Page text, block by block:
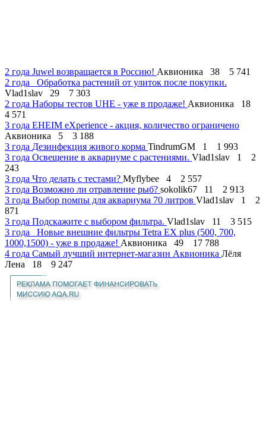
2 года Juwel возвращается в Россию! Аквионика 38
5 741
2 года
Обработка растений от улиток после покупки.
Vlad1slav
29
7 303
2 года Наборы тестов UHE - уже в продаже! Аквионика
18
4 571
3 года EHEIM eXperience - акция, количество ограничено
Аквионика
5
3 188
3 года Дезинфекция живого корма TindrumGM 1
1 993
3 года Освещение в аквариуме с растениями. Vlad1slav 1
2
243
3 года Что делать с тестами? Myflybee 4
2 557
3 года Возможно ли отравление рыб? sokolik67 11
2 913
3 года Выбор помпы для аквариума 70 литров Vlad1slav 1
2
871
3 года Подскажите с выбором фильтра. Vlad1slav 11
3 515
3 года
Новые внешние фильтры Tetra EX plus (500, 700,
1000,1500) - уже в продаже! Аквионика 49
17 788
4 года Самый лучший интернет-магазин Аквионика Лёля
Лена
18 9 247